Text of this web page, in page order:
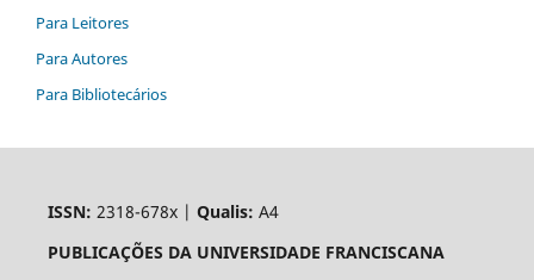
Para Leitores
Para Autores
Para Bibliotecários
ISSN: 2318-678x | Qualis: A4
PUBLICAÇÕES DA UNIVERSIDADE FRANCISCANA